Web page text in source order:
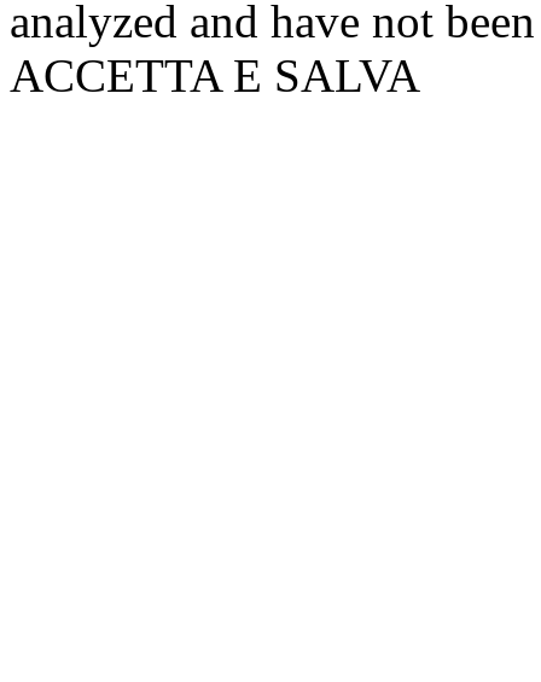
analyzed and have not
ACCETTA E SALVA